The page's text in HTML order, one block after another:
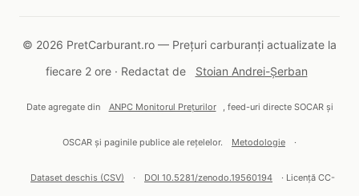
© 2026 PretCarburant.ro — Prețuri carburanți actualizate la
fiecare 2 ore · Redactat de
Stoian Andrei-Șerban
Date agregate din ANPC Monitorul Prețurilor , feed-uri directe SOCAR și
OSCAR și paginile publice ale rețelelor. Metodologie ·
Dataset deschis (CSV) · DOI 10.5281/zenodo.19560194 · Licență CC-